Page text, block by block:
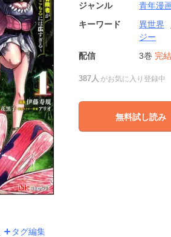
ジャンル
青年漫
キーワード
異世界
ジー
配信
3巻 完結
387人 がお気に入り登録中
無料試し読み
タグ編集